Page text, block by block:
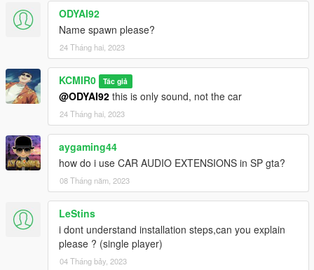
ODYAI92
Name spawn please?
24 Tháng hai, 2023
KCMIR0 Tác giả
@ODYAI92 this is only sound, not the car
24 Tháng hai, 2023
aygaming44
how do i use CAR AUDIO EXTENSIONS in SP gta?
08 Tháng năm, 2023
LeStins
i dont understand installation steps,can you explain
please ? (single player)
04 Tháng bảy, 2023